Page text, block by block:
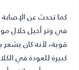
كما تحدث عن
في وتر أخيل خلال
قوية، لأنه كان
كبيرة للعودة في